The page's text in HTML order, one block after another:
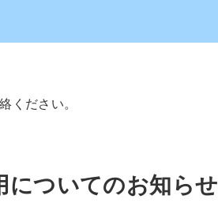
ください。
についてのお知らせ